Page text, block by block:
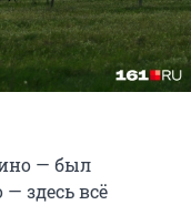
— был
здесь всё